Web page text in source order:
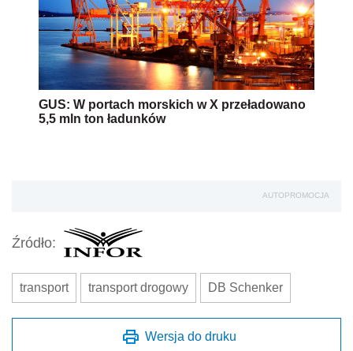
GUS: W portach morskich w X przeładowano
5,5 mln ton ładunków
AUTOPROMOCJA
Źródło:
transport transport drogowy DB Schenker
Wersja do druku